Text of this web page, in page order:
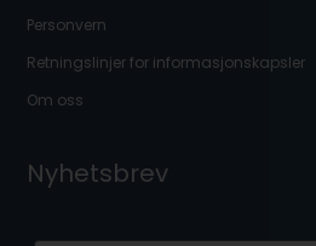
Personvern
Retningslinjer for informasjonskapsler
Om oss
Nyhetsbrev